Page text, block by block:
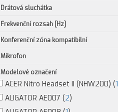
Drátová sluchátka
Frekvenční rozsah [Hz]
Konferenční zóna kompatibilní
Mikrofon
Modelové označení
ACER Nitro Headset II (NHW200) (1
ALIGATOR AE007 (2)